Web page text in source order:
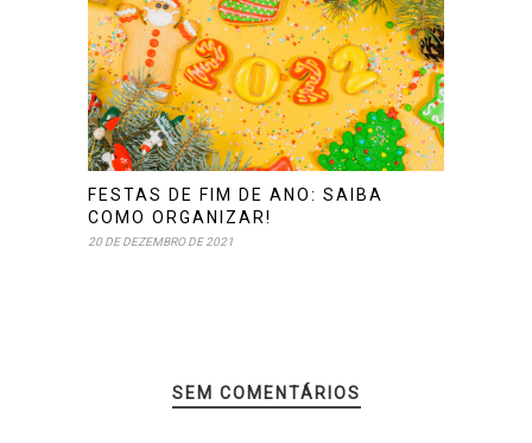
FESTAS DE FIM DE ANO: SAIBA
COMO ORGANIZAR!
20 DE DEZEMBRO DE 2021
SEM COMENTÁRIOS